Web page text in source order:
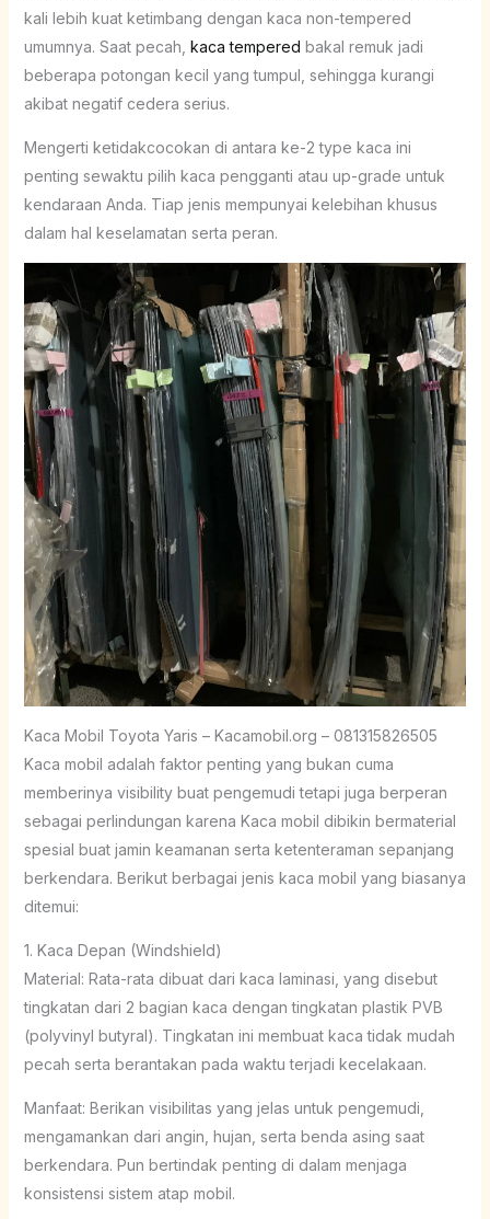
kali lebih kuat ketimbang dengan kaca non-tempered
umumnya. Saat pecah, kaca tempered bakal remuk jadi
beberapa potongan kecil yang tumpul, sehingga kurangi
akibat negatif cedera serius.
Mengerti ketidakcocokan di antara ke-2 type kaca ini
penting sewaktu pilih kaca pengganti atau up-grade untuk
kendaraan Anda. Tiap jenis mempunyai kelebihan khusus
dalam hal keselamatan serta peran.
Kaca Mobil Toyota Yaris – Kacamobil.org – 081315826505
Kaca mobil adalah faktor penting yang bukan cuma
memberinya visibility buat pengemudi tetapi juga berperan
sebagai perlindungan karena Kaca mobil dibikin bermaterial
spesial buat jamin keamanan serta ketenteraman sepanjang
berkendara. Berikut berbagai jenis kaca mobil yang biasanya
ditemui:
1. Kaca Depan (Windshield)
Material: Rata-rata dibuat dari kaca laminasi, yang disebut
tingkatan dari 2 bagian kaca dengan tingkatan plastik PVB
(polyvinyl butyral). Tingkatan ini membuat kaca tidak mudah
pecah serta berantakan pada waktu terjadi kecelakaan.
Manfaat: Berikan visibilitas yang jelas untuk pengemudi,
mengamankan dari angin, hujan, serta benda asing saat
berkendara. Pun bertindak penting di dalam menjaga
konsistensi sistem atap mobil.